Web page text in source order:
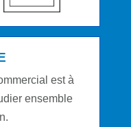
est à
ensemble